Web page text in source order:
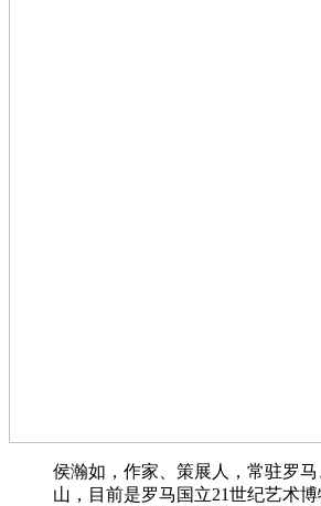
侯瀚如，作家、策展人，常驻罗
山，目前是罗马国立21世纪艺术